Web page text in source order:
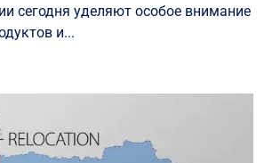
сегодня уделяют особое внимание
и...